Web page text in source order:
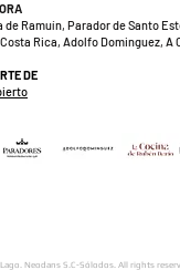
Ramuín, Parador de Santo
Rica, Adolfo Dominguez, A
DE
Neodans S.C-Sólodos. All rights